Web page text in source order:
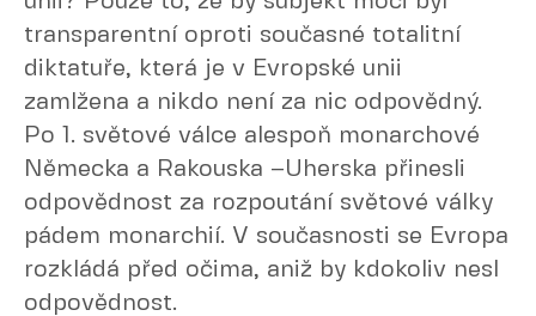
transparentní oproti současné totalitní
diktatuře, která je v Evropské unii
zamlžena a nikdo není za nic odpovědný.
Po 1. světové válce alespoň monarchové
Německa a Rakouska –Uherska přinesli
odpovědnost za rozpoutání světové války
pádem monarchií. V současnosti se Evropa
rozkládá před očima, aniž by kdokoliv nesl
odpovědnost.